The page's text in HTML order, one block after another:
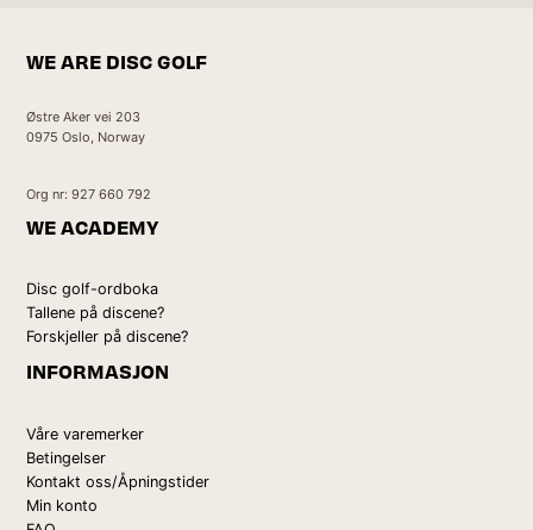
WE ARE DISC GOLF
Østre Aker vei 203
0975 Oslo, Norway
Org nr: 927 660 792
WE ACADEMY
Disc golf-ordboka
Tallene på discene?
Forskjeller på discene?
INFORMASJON
Våre varemerker
Betingelser
Kontakt oss/Åpningstider
Min konto